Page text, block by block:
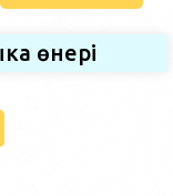
өнері